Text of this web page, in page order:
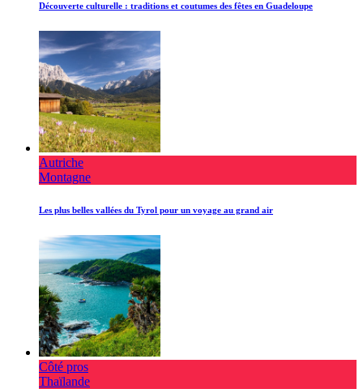
Découverte culturelle : traditions et coutumes des fêtes en Guadeloupe
Autriche
Montagne
Les plus belles vallées du Tyrol pour un voyage au grand air
Côté pros
Thaïlande